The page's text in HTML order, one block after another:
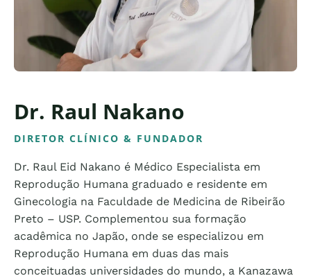
Dr. Raul Nakano
DIRETOR CLÍNICO & FUNDADOR
Dr. Raul Eid Nakano é Médico Especialista em
Reprodução Humana graduado e residente em
Ginecologia na Faculdade de Medicina de Ribeirão
Preto – USP. Complementou sua formação
acadêmica no Japão, onde se especializou em
Reprodução Humana em duas das mais
conceituadas universidades do mundo, a Kanazawa